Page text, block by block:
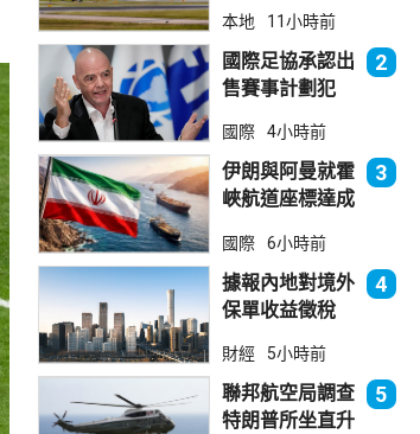
法院判囚
本地 11小時前
國際足協承認出
售賽事計劃犯
持恩芬天奴
2
國際 4小時前
伊朗與阿曼就霍
峽航道座標達成
部分途經伊朗領
海
3
國際 6小時前
據報內地對境外
保單收益徵稅
倫敦股價急跌
4
財經 5小時前
聯邦航空局調查
特朗普所坐直升
5